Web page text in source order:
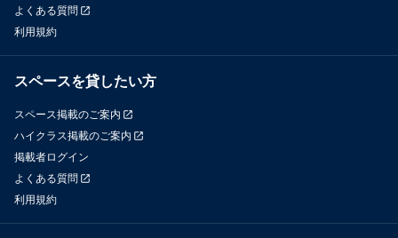
よくある質問
利用規約
スペースを貸したい方
スペース掲載のご案内
ハイクラス掲載のご案内
掲載者ログイン
よくある質問
利用規約